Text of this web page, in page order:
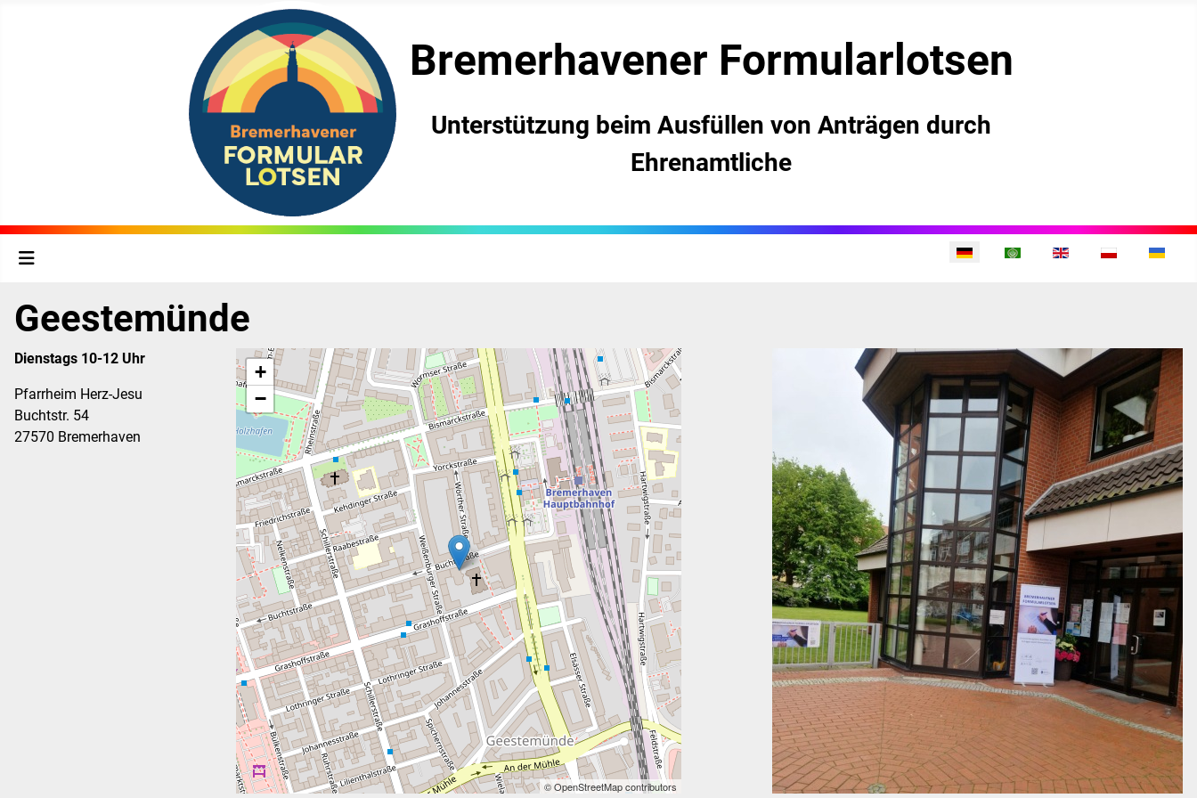
Bremerhavener ­Formularlotsen
Unterstützung beim Ausfüllen von Anträgen durch
Ehrenamtliche
Sprache auswählen
Geestemünde
Dienstags 10-12 Uhr
Pfarrheim Herz-Jesu
Buchtstr. 54
27570 Bremerhaven
+
−
© OpenStreetMap contributors